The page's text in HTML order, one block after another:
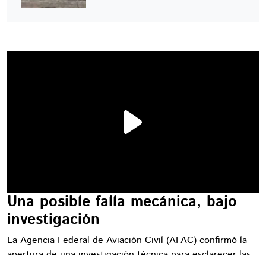
Una posible falla mecánica, bajo
investigación
La Agencia Federal de Aviación Civil (AFAC) confirmó la